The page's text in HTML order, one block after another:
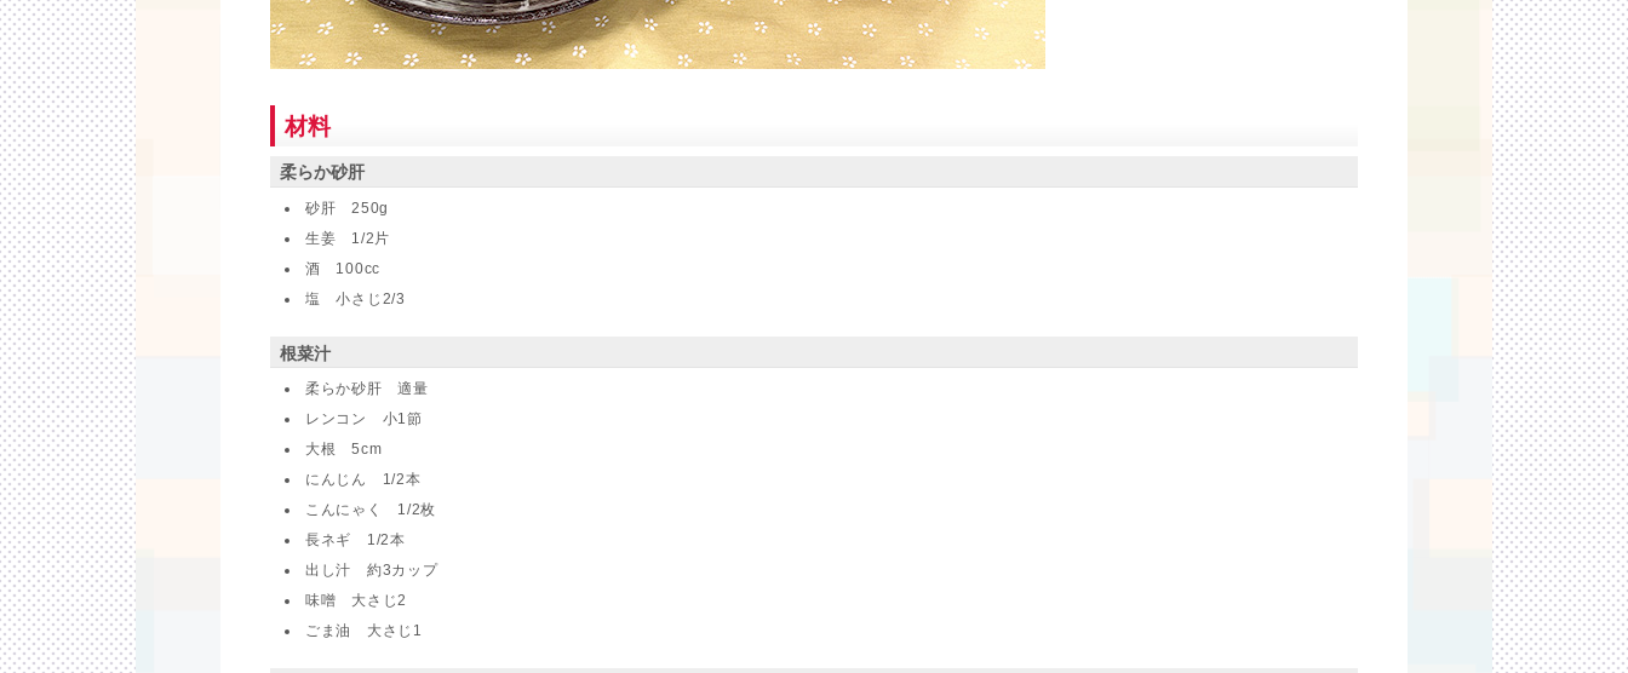
材料
柔らか砂肝
砂肝 250g
生姜 1/2片
酒 100cc
塩 小さじ2/3
根菜汁
柔らか砂肝 適量
レンコン 小1節
大根 5cm
にんじん 1/2本
こんにゃく 1/2枚
長ネギ 1/2本
出し汁 約3カップ
味噌 大さじ2
ごま油 大さじ1